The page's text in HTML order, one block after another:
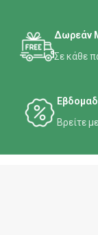
Δωρεάν
Σε κάθε
Βρείτε